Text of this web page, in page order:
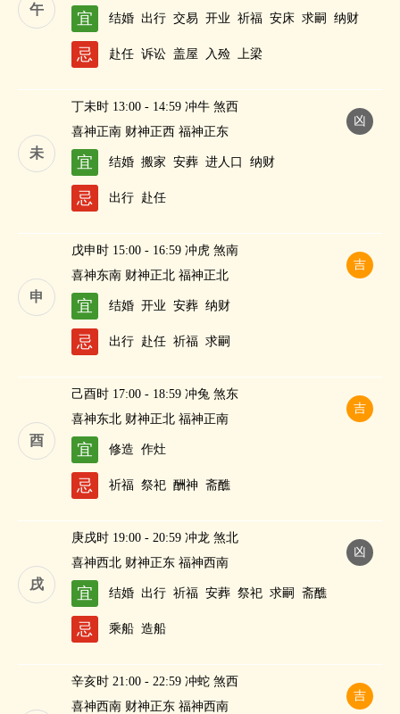
午
宜 结婚 出行 交易 开业 祈福 安床 求嗣 纳财
忌 赴任 诉讼 盖屋 入殓 上梁
未
凶
丁未时 13:00 - 14:59 冲牛 煞西
喜神正南 财神正西 福神正东
宜 结婚 搬家 安葬 进人口 纳财
忌 出行 赴任
申
吉
戊申时 15:00 - 16:59 冲虎 煞南
喜神东南 财神正北 福神正北
宜 结婚 开业 安葬 纳财
忌 出行 赴任 祈福 求嗣
酉
吉
己酉时 17:00 - 18:59 冲兔 煞东
喜神东北 财神正北 福神正南
宜 修造 作灶
忌 祈福 祭祀 酬神 斋醮
戌
凶
庚戌时 19:00 - 20:59 冲龙 煞北
喜神西北 财神正东 福神西南
宜 结婚 出行 祈福 安葬 祭祀 求嗣 斋醮
忌 乘船 造船
吉
辛亥时 21:00 - 22:59 冲蛇 煞西
喜神西南 财神正东 福神西南